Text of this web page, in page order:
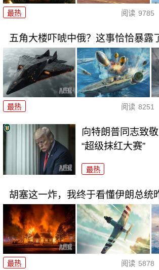
最热 阅读 9785
五角大楼吓唬中俄？这事恰恰暴露
最热 阅读 8251
向特朗普同志致
“超级抹红大赛”
最热
胡塞这一炸，我终于看懂伊朗总统
最热 阅读 5878